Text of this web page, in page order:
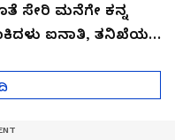
ಸೇರಿ ಮನೆಗೇ ಕನ್ನ
ಐನಾತಿ, ತನಿಖೆಯಲ್ಲಿ